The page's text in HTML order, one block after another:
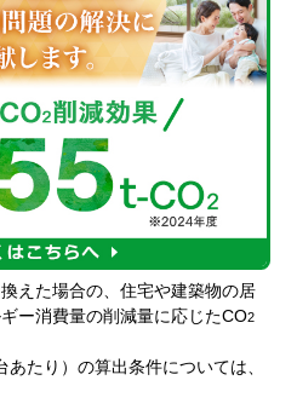
えた場合の、住宅や建築物の居
ー消費量の削減量に応じたCO2
あたり）の算出条件については、